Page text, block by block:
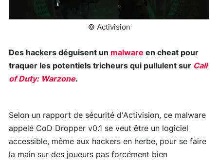
© Activision
Des hackers déguisent un malware en cheat pour
traquer les potentiels tricheurs qui pullulent sur Call
of Duty: Warzone.
Selon un rapport de sécurité d'Activision, ce malware
appelé CoD Dropper v0.1 se veut être un logiciel
accessible, même aux hackers en herbe, pour se faire
la main sur des joueurs pas forcément bien